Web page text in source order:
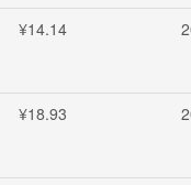
¥14.14
¥18.93